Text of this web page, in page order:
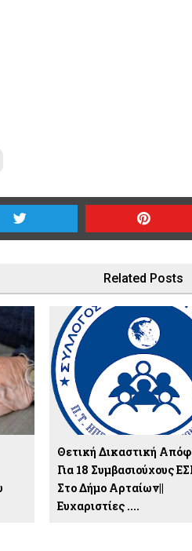
Related Posts
Θετική Δικαστική
Για 18 Συμβασιούχους
Στο Δήμο Αρταίων||
Ευχαριστίες ....